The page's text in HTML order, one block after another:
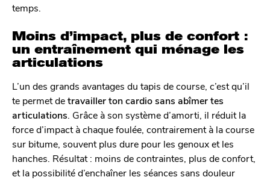
temps.
Moins d’impact, plus de confort :
un entraînement qui ménage les
articulations
L’un des grands avantages du tapis de course, c’est qu’il
te permet detravailler ton cardio sans abîmer tes
articulations. Grâce à son système d’amorti, il réduit la
force d’impact à chaque foulée, contrairement à la course
sur bitume, souvent plus dure pour les genoux et les
hanches. Résultat : moins de contraintes, plus de confort,
et la possibilité d’enchaîner les séances sans douleur